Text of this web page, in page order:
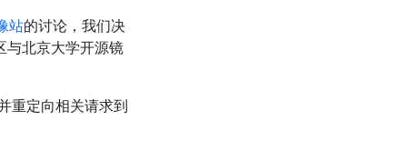
站的讨论，我们决
与北京大学开源镜
重定向相关请求到